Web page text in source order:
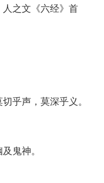
之文《六经》首
乎声，莫深乎义。
鬼神。